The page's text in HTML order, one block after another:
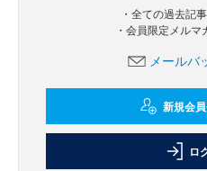
・全ての過去記
・会員限定メル
メールバ
新規会
ロ